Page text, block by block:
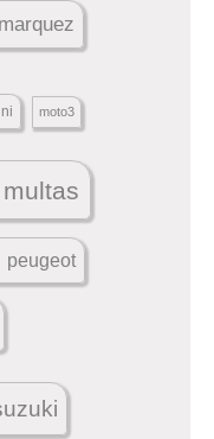
moto3
multas
peugeot